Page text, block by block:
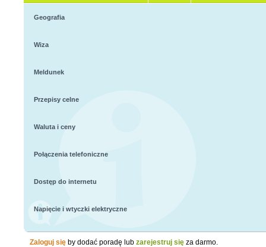
Geografia
Wiza
Meldunek
Przepisy celne
Waluta i ceny
Połączenia telefoniczne
Dostęp do internetu
Napięcie i wtyczki elektryczne
Zaloguj się by dodać poradę lub zarejestruj się za darmo.